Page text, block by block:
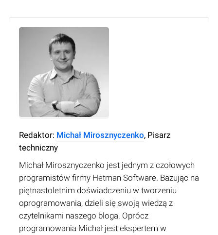
Redaktor: Michał Mirosznyczenko, Pisarz
techniczny
Michał Mirosznyczenko jest jednym z czołowych
programistów firmy Hetman Software. Bazując na
piętnastoletnim doświadczeniu w tworzeniu
oprogramowania, dzieli się swoją wiedzą z
czytelnikami naszego bloga. Oprócz
programowania Michał jest ekspertem w